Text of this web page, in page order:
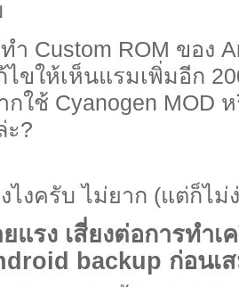
ำ Custom ROM ของ
ไขให้เห็นแรมเพิ่มอีก
ใช้ Cyanogen MOD
ะ?
ไงครับ ไม่ยาก (แต่ก็ไม่
แรง เสี่ยงต่อการทำเ
backup ก่อนเ